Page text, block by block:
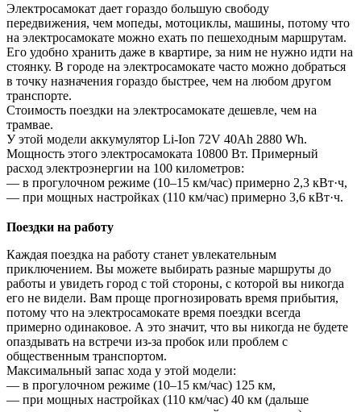
Электросамокат дает гораздо большую свободу
передвижения, чем мопеды, мотоциклы, машины, потому что
на электросамокате можно ехать по пешеходным маршрутам.
Его удобно хранить даже в квартире, за ним не нужно идти на
стоянку. В городе на электросамокате часто можно добраться
в точку назначения гораздо быстрее, чем на любом другом
транспорте.
Стоимость поездки на электросамокате дешевле, чем на
трамвае.
У этой модели аккумулятор Li-Ion 72V 40Ah 2880 Wh.
Мощность этого электросамоката 10800 Вт. Примерный
расход электроэнергии на 100 километров:
— в прогулочном режиме (10–15 км/час) примерно 2,3 кВт·ч,
— при мощных настройках (110 км/час) примерно 3,6 кВт·ч.
Поездки на работу
Каждая поездка на работу станет увлекательным
приключением. Вы можете выбирать разные маршруты до
работы и увидеть город с той стороны, с которой вы никогда
его не видели. Вам проще прогнозировать время прибытия,
потому что на электросамокате время поездки всегда
примерно одинаковое. А это значит, что вы никогда не будете
опаздывать на встречи из-за пробок или проблем с
общественным транспортом.
Максимальный запас хода у этой модели:
— в прогулочном режиме (10–15 км/час) 125 км,
— при мощных настройках (110 км/час) 40 км (дальше